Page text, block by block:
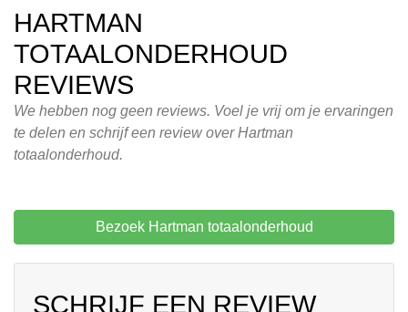
HARTMAN
TOTAALONDERHOUD
REVIEWS
We hebben nog geen reviews. Voel je vrij om je ervaringen
te delen en schrijf een review over Hartman
totaalonderhoud.
Bezoek Hartman totaalonderhoud
SCHRIJF EEN REVIEW